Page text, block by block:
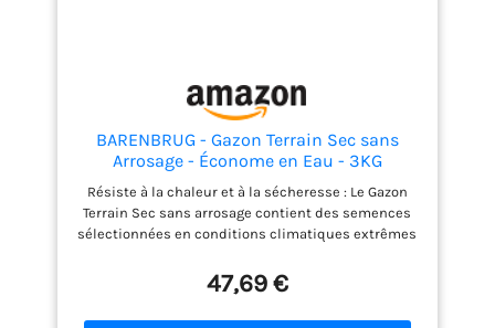
BARENBRUG - Gazon Terrain Sec sans
Arrosage - Économe en Eau - 3KG
Résiste à la chaleur et à la sécheresse : Le Gazon
Terrain Sec sans arrosage contient des semences
sélectionnées en conditions climatiques extrêmes
estivaux, il retrouvera sa densité et sa finesse Forte
réduction de l’arrosage : Particulièrement économe
en eau, les premières pluies d'automne suffiront
47,69 €